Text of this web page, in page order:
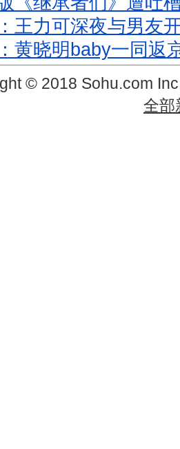
王力可深夜与男友
黄晓明baby一同返
© 2018 Sohu.com
全部